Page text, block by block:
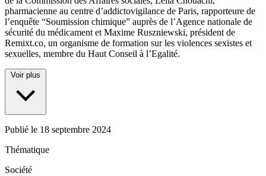
pharmacienne au centre d’addictovigilance de Paris, rapporteure de
l’enquête “Soumission chimique” auprès de l’Agence nationale de
sécurité du médicament et Maxime Ruszniewski, président de
Remixt.co, un organisme de formation sur les violences sexistes et
sexuelles, membre du Haut Conseil à l’Egalité.
Voir plus
Publié le 18 septembre 2024
Thématique
Société